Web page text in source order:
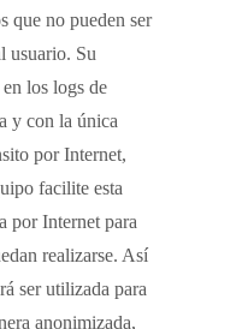
que no pueden ser
usuario. Su
los logs de
y con la única
por Internet,
facilite esta
por Internet para
realizarse. Así
ser utilizada para
anonimizada,